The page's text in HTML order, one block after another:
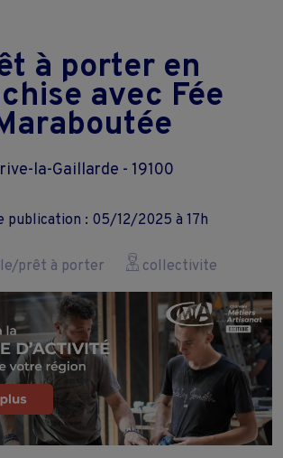
à porter en
avec Fée
la-Gaillarde - 19100
publication : 05/12/2025 à 17h
prêt à porter collectivite